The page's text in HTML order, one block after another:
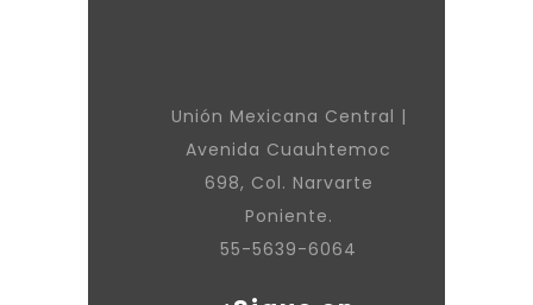
Unión Mexicana Central |
Avenida Cuauhtemoc
698, Col. Narvarte
Poniente.
55-5639-6064